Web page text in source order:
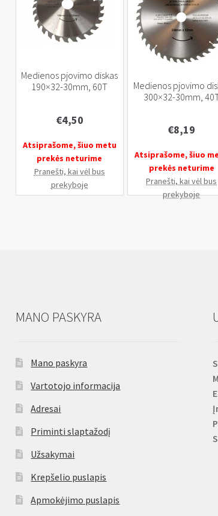
Medienos pjovimo diskas
190×32-30mm, 60T
€4,50
Atsiprašome, šiuo metu
prekės neturime
Pranešti, kai vėl bus
prekyboje
Medienos pjovimo
300×32-30mm,
€8,19
Atsiprašome, šiuo
prekės neturime
Pranešti, kai vėl bus
prekyboje
MANO PASKYRA
Mano paskyra
Vartotojo informacija
Adresai
Priminti slaptažodį
Užsakymai
Krepšelio puslapis
Apmokėjimo puslapis